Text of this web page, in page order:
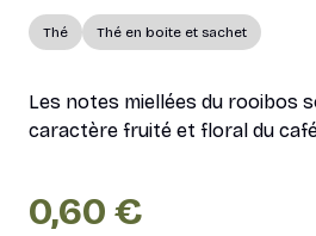
Thé Thé en boite et sachet
Les notes miellées du rooibos
caractère fruité et floral du
0,60 €